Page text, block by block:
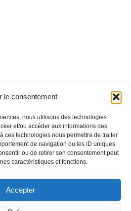
le consentement
nous utilisons des technologies
et/ou accéder aux informations des
ces technologies nous permettra de traiter
de navigation ou les ID uniques
ou de retirer son consentement peut
caractéristiques et fonctions.
Accepter
ou gérer votre entreprise ?